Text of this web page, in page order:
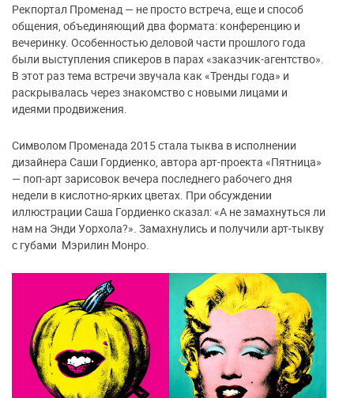
Рекпортал Променад — не просто встреча, еще и способ
общения, объединяющий два формата: конференцию и
вечеринку. Особенностью деловой части прошлого года
были выступления спикеров в парах «заказчик-агентство».
В этот раз тема встречи звучала как «Тренды года» и
раскрывалась через знакомство с новыми лицами и
идеями продвижения.
Символом Променада 2015 стала тыква в исполнении
дизайнера Саши Гордиенко, автора арт-проекта «Пятница»
— поп-арт зарисовок вечера последнего рабочего дня
недели в кислотно-ярких цветах. При обсуждении
иллюстрации Саша Гордиенко сказал: «А не замахнуться ли
нам на Энди Уорхола?». Замахнулись и получили арт-тыкву
с губами Мэрилин Монро.